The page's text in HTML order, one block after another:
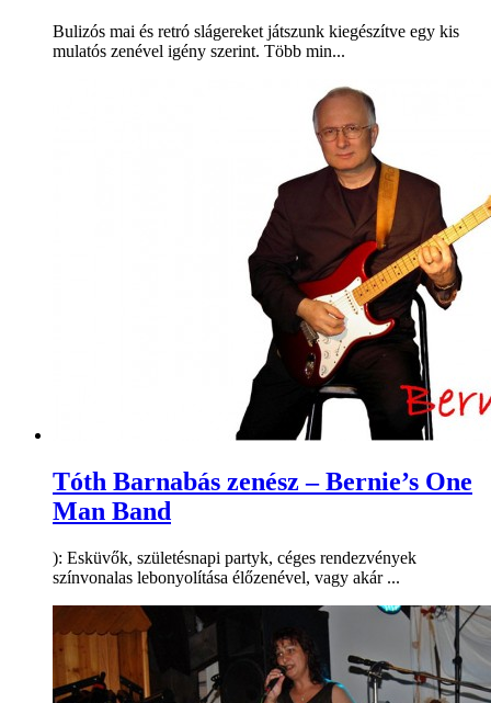
Bulizós mai és retró slágereket játszunk kiegészítve egy kis
mulatós zenével igény szerint. Több min...
Tóth Barnabás zenész – Bernie’s One
Man Band
): Esküvők, születésnapi partyk, céges rendezvények
színvonalas lebonyolítása élőzenével, vagy akár ...